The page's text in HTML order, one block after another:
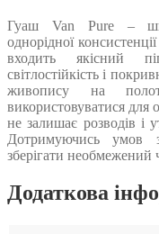
Гуаш Van Pure –
однорідної
входить якісний
світлостійкість і
живопису на
використовуватися для
не залишає розводів і
Дотримуючись умов
зберігати необмежений
Додаткова